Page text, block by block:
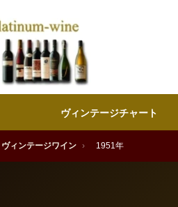
ヴィンテージチャート
ヴィンテージワイン › 1951年